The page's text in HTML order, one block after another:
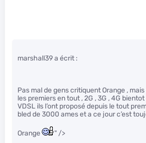
marshall39 a écrit :
Pas mal de gens critiquent Orange , mais
les premiers en tout , 2G , 3G , 4G
VDSL ils l’ont proposé depuis le tout
bled de 3000 ames et a ce jour c’est
Orange " />